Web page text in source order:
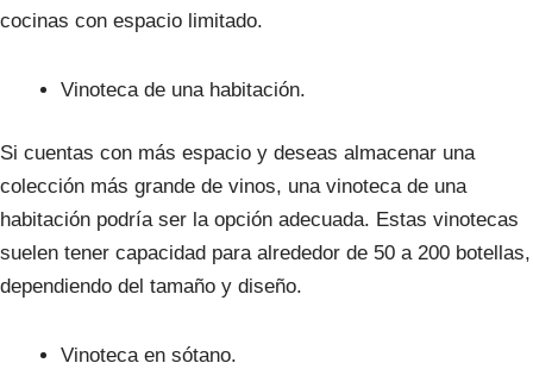
cocinas con espacio limitado.
Vinoteca de una habitación.
Si cuentas con más espacio y deseas almacenar una
colección más grande de vinos, una vinoteca de una
habitación podría ser la opción adecuada. Estas vinotecas
suelen tener capacidad para alrededor de 50 a 200 botellas,
dependiendo del tamaño y diseño.
Vinoteca en sótano.